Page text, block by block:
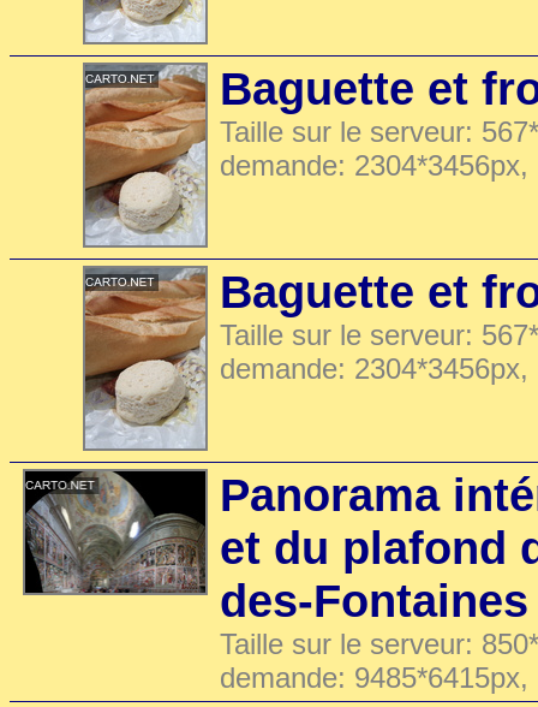
Baguette et
Taille sur le serveur:
demande:
Baguette et
Taille sur le serveur:
demande:
Panorama
et du plafond
des-Fontaines
Taille sur le serveur:
demande: